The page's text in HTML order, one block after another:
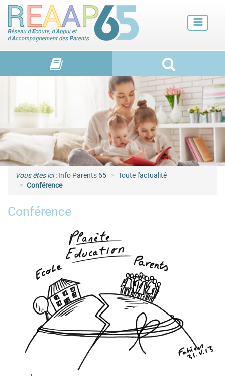
Petite enfance
Enfance
Adolescence et jeunes adultes
Vie de familles
Vous êtes ici :Info Parents 65
Toute l'actualité
Conférence
Conférence